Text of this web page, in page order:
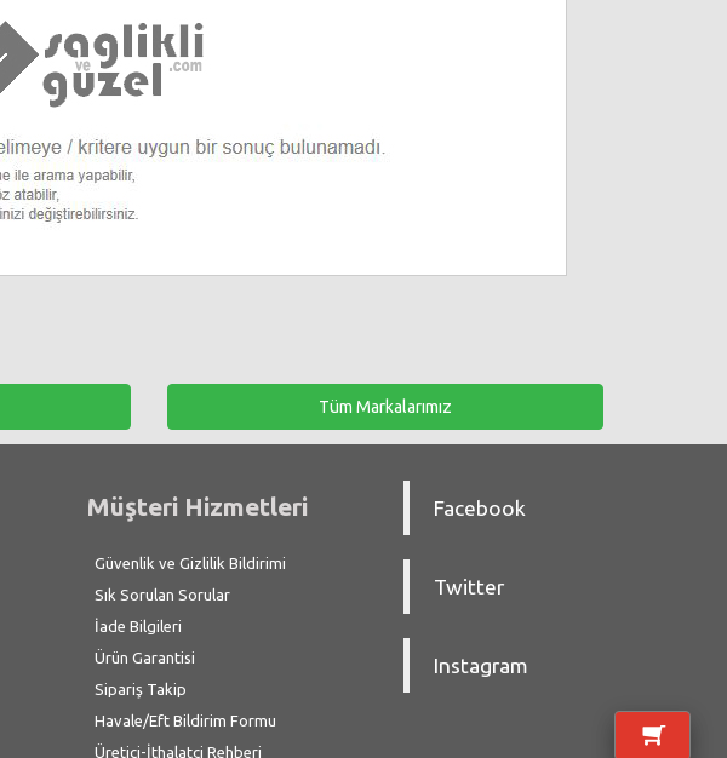
Tüm Markalarımız
Müşteri Hizmetleri
Güvenlik ve Gizlilik Bildirimi
Sık Sorulan Sorular
İade Bilgileri
Ürün Garantisi
Sipariş Takip
Havale/Eft Bildirim Formu
Üretici-İthalatçi Rehberi
Facebook
Twitter
Instagram